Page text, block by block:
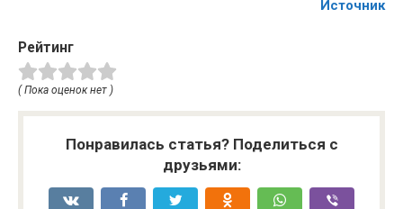
Источник
Рейтинг
( Пока оценок нет )
Понравилась статья? Поделиться с
друзьями: